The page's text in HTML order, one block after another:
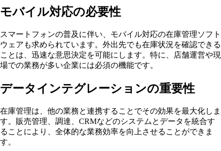
モバイル対応の必要性
スマートフォンの普及に伴い、モバイル対応の在庫管理ソフト
ウェアも求められています。外出先でも在庫状況を確認できる
ことは、迅速な意思決定を可能にします。特に、店舗運営や現
場での業務が多い企業には必須の機能です。
データインテグレーションの重要性
在庫管理は、他の業務と連携することでその効果を最大化しま
す。販売管理、調達、CRMなどのシステムとデータを統合す
ることにより、全体的な業務効率を向上させることができま
す。